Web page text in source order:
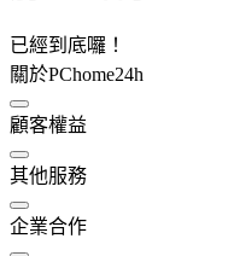
已經到底囉！
關於PChome24h
顧客權益
其他服務
企業合作